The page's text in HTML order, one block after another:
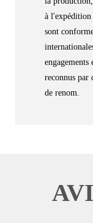
à l'expédition
sont
engagements
reconnus par
de renom.